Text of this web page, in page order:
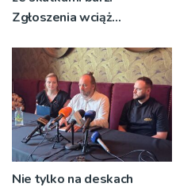
Zgłoszenia wciąż
Nie tylko na deskach